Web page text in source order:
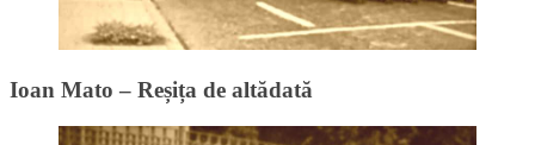
Ioan Mato – Reșița de altădată